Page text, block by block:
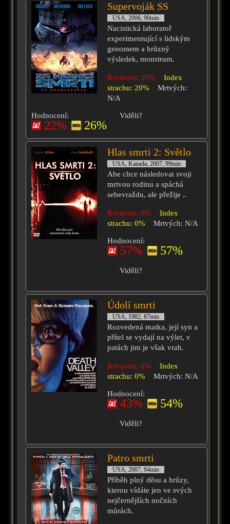
Supervoják SS
USA, 2006, 90min
Nacistická laboratoř
experimentující s lidským
genomem a hrůzný
výsledek, monstrum.
Krvavost: 20%
Index
strachu: 20%
Mrtvých:
N/A
Hodnocení:
22% 26%
Viděli?
Hlas smrti 2: Světlo
USA, Kanada, 2007, 99min
Abe chce následovat svoji
mrtvou rodinu a spáchá
sebevraždu, ale přežije ..
Krvavost: 0%
Index
strachu: 0%
Mrtvých: N/A
Hodnocení:
57% 57%
Viděli?
Údolí smrti
USA, 1982, 87min
Rozvedená matka, její syn a
přítel se vydají na výlet, v
patách jim je však vrah.
Krvavost: 0%
Index
strachu: 0%
Mrtvých: N/A
Hodnocení:
43% 54%
Viděli?
Patro smrti
USA, 2007, 94min
Příběh plný děsu a hrůzy,
kterou vídáte jen ve svých
nejčernějších nočních
můrách.